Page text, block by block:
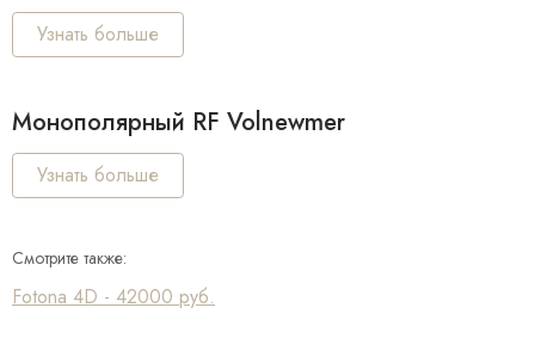
Смотрите также:
Fotona 4D - 42000 руб.
Узнать больше
Монополярный RF Volnewmer
Узнать больше